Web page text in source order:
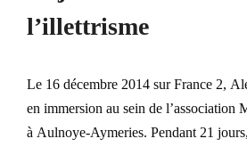
l’illettrisme
Le 16 décembre 2014 sur France 2,
en immersion au sein de l’association
à Aulnoye-Aymeries. Pendant 21